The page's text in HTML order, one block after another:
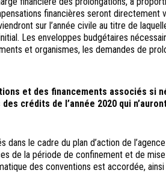
financières seront directement
sur l’année civile au titre de
Les enveloppes budgétaires
et organismes, les demandes de
et des financements associés si
crédits de l’année 2020 qui
le cadre du plan d’action de
de la période de confinement et de
des conventions est accordée,